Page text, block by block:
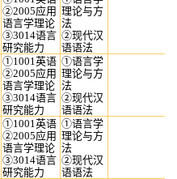
②2005应用
语言学理论
③3014语言
研究能力
理论与方
法
②现代汉
语语法
①1001英语
②2005应用
语言学理论
③3014语言
研究能力
①语言学
理论与方
法
②现代汉
语语法
①1001英语
②2005应用
语言学理论
③3014语言
研究能力
①语言学
理论与方
法
②现代汉
语语法